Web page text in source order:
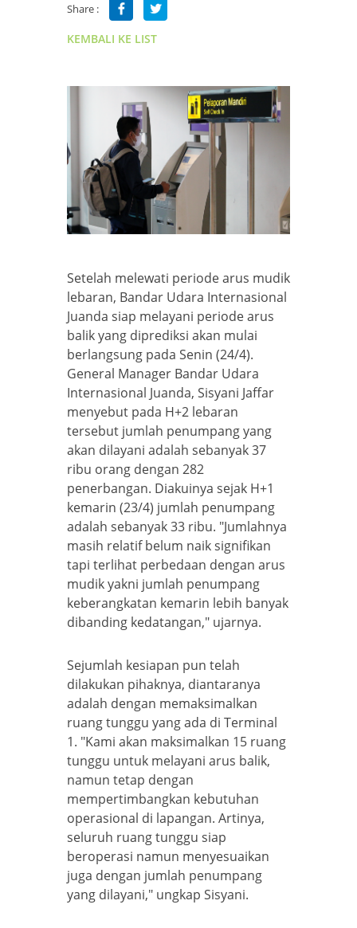
Share :
KEMBALI KE LIST
Setelah melewati periode arus mudik
lebaran, Bandar Udara Internasional
Juanda siap melayani periode arus
balik yang diprediksi akan mulai
berlangsung pada Senin (24/4).
General Manager Bandar Udara
Internasional Juanda, Sisyani Jaffar
menyebut pada H+2 lebaran
tersebut jumlah penumpang yang
akan dilayani adalah sebanyak 37
ribu orang dengan 282
penerbangan. Diakuinya sejak H+1
kemarin (23/4) jumlah penumpang
adalah sebanyak 33 ribu. "Jumlahnya
masih relatif belum naik signifikan
tapi terlihat perbedaan dengan arus
mudik yakni jumlah penumpang
keberangkatan kemarin lebih banyak
dibanding kedatangan," ujarnya.
Sejumlah kesiapan pun telah
dilakukan pihaknya, diantaranya
adalah dengan memaksimalkan
ruang tunggu yang ada di Terminal
1. "Kami akan maksimalkan 15 ruang
tunggu untuk melayani arus balik,
namun tetap dengan
mempertimbangkan kebutuhan
operasional di lapangan. Artinya,
seluruh ruang tunggu siap
beroperasi namun menyesuaikan
juga dengan jumlah penumpang
yang dilayani," ungkap Sisyani.